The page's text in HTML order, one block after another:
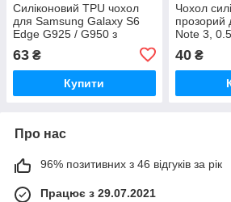
Силіконовий TPU чохол
для Samsung Galaxy S6
Edge G925 / G950 з
63 ₴
Купити
Чохол
прозорий
Note 3,
40₴
Про нас
96% позитивних з 46 відгуків за рік
Працює з 29.07.2021